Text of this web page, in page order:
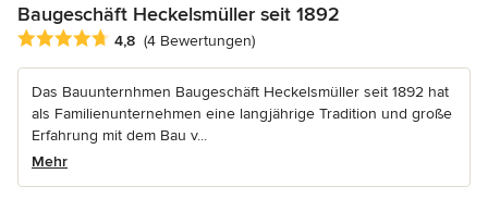
Baugeschäft Heckelsmüller seit 1892
Durchschnittliche Bewertung: 4.8 von 5 Sternen
4,8 (4 Bewertungen)
Das Bauunternhmen Baugeschäft Heckelsmüller seit 1892 hat
als Familienunternehmen eine langjährige Tradition und große
Erfahrung mit dem Bau v...
Mehr